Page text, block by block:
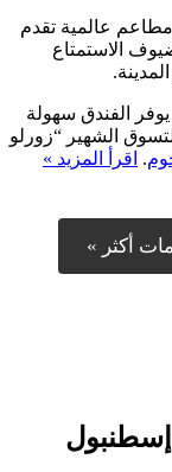
عالمية تقدم
الاستمتاع
الفندق سهولة
الشهير “زورلو
. اقرأ المزيد »
أكثر »